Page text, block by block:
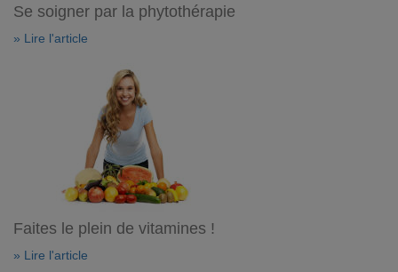
Se soigner par la phytothérapie
» Lire l'article
Faites le plein de vitamines !
» Lire l'article